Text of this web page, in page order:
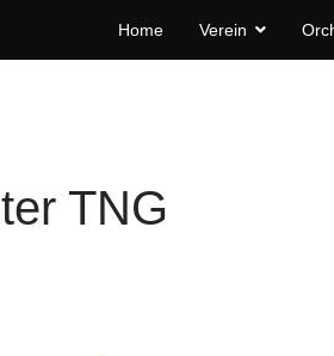
Home Verein
TNG